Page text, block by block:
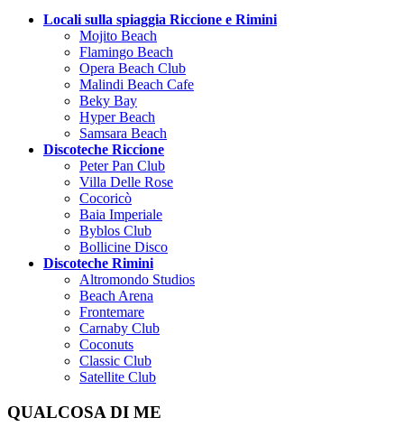
Locali sulla spiaggia Riccione e Rimini
Mojito Beach
Flamingo Beach
Opera Beach Club
Malindi Beach Cafe
Beky Bay
Hyper Beach
Samsara Beach
Discoteche Riccione
Peter Pan Club
Villa Delle Rose
Cocoricò
Baia Imperiale
Byblos Club
Bollicine Disco
Discoteche Rimini
Altromondo Studios
Beach Arena
Frontemare
Carnaby Club
Coconuts
Classic Club
Satellite Club
QUALCOSA DI ME